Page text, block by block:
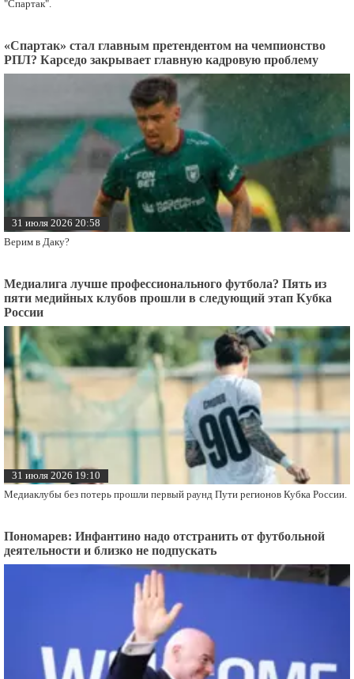
"Спартак".
«Спартак» стал главным претендентом на чемпионство
РПЛ? Карседо закрывает главную кадровую проблему
31 июля 2026 20:58
Верим в Даку?
Медиалига лучше профессионального футбола? Пять из
пяти медийных клубов прошли в следующий этап Кубка
России
31 июля 2026 19:10
Медиаклубы без потерь прошли первый раунд Пути регионов Кубка России.
Пономарев: Инфантино надо отстранить от футбольной
деятельности и близко не подпускать